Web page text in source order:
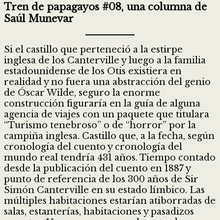
Tren de papagayos #08, una columna de
Saúl Munevar
Si el castillo que perteneció a la estirpe
inglesa de los Canterville y luego a la familia
estadounidense de los Otis existiera en
realidad y no fuera una abstracción del genio
de Óscar Wilde, seguro la enorme
construcción figuraría en la guía de alguna
agencia de viajes con un paquete que titulara
“Turismo tenebroso” o de “horror” por la
campiña inglesa. Castillo que, a la fecha, según
cronología del cuento y cronología del
mundo real tendría 431 años. Tiempo contado
desde la publicación del cuento en 1887 y
punto de referencia de los 300 años de Sir
Simón Canterville en su estado límbico. Las
múltiples habitaciones estarían atiborradas de
salas, estanterías, habitaciones y pasadizos